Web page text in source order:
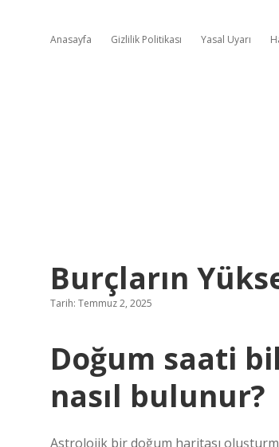
Anasayfa Gizlilik Politikası Yasal Uyarı
Burçların
Tarih: Temmuz 2, 2025
Doğum saati
nasıl bulunur?
Astrolojik bir doğum haritası